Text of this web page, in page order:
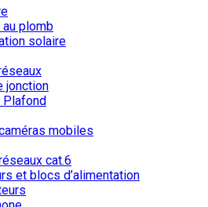
plomb
solaire
jonction
Plafond
mobiles
cat.6
et blocs d’alimentation